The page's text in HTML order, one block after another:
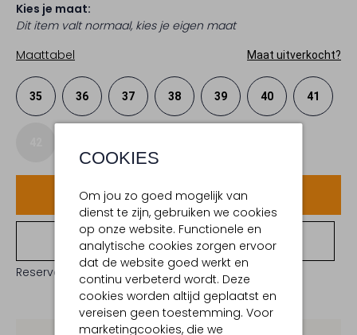
COOKIES
Om jou zo goed mogelijk van
dienst te zijn, gebruiken we cookies
op onze website. Functionele en
analytische cookies zorgen ervoor
dat de website goed werkt en
continu verbeterd wordt. Deze
cookies worden altijd geplaatst en
vereisen geen toestemming. Voor
marketingcookies, die we
Kies je maat:
Dit item valt normaal, kies je eigen maat
Maattabel
Maat uitverkocht?
35 36 37 38 39 40 41
Voeg toe
Bekijk winkelvoorraad
Reserveer direct in een van onze 19 boutiques